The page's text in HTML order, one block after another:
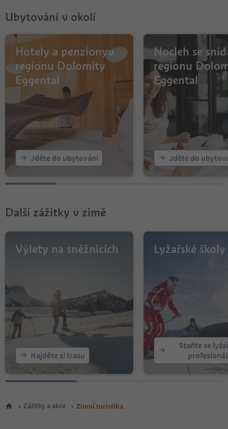
Ubytování v okolí
Hotely a penzionyv
regionu Dolomity
Eggental
Jděte do ubytování
Nocleh se
regionu
Eggental
Jděte do
Další zážitky v zimě
Výlety na sněžnicích
Najděte si trasu
Lyžařské školy
Staňte se
Zážitky a akce Zimní turistika